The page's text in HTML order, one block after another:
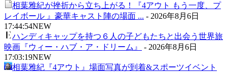
相葉雅紀が挫折から立ち上がる！『4アウト もう一度、プ
レイボール 』豪華キャスト陣の場面 ... - 2026年8月6日
17:44:54NEW
ハンディキャップを持つ６人の子どもたちと出会う世界旅
映画『ウィー・ハブ・ア・ドリーム』
- 2026年8月6日
17:03:19NEW
相葉雅紀『4アウト』場面写真が到着&スポーツイベント